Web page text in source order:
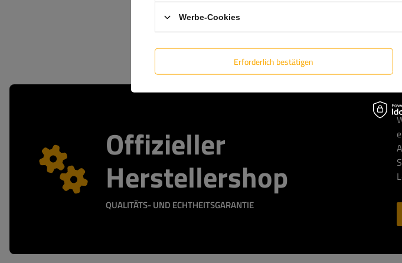
Offizieller
Herstellershop
QUALITÄTS- UND ECHTHEITSGARANTIE
Werbe-Cookies
Erforderlich bestätigen